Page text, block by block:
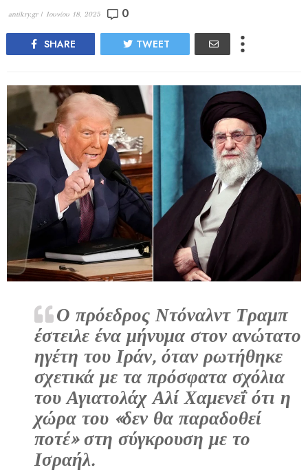
antikry.gr | Ιουνίου 18, 2025 0
SHARE TWEET
Ο πρόεδρος Ντόναλντ Τραμπ
έστειλε ένα μήνυμα στον ανώτατο
ηγέτη του Ιράν, όταν ρωτήθηκε
σχετικά με τα πρόσφατα σχόλια
του Αγιατολάχ Αλί Χαμενεΐ ότι η
χώρα του «δεν θα παραδοθεί
ποτέ» στη σύγκρουση με το
Ισραήλ.